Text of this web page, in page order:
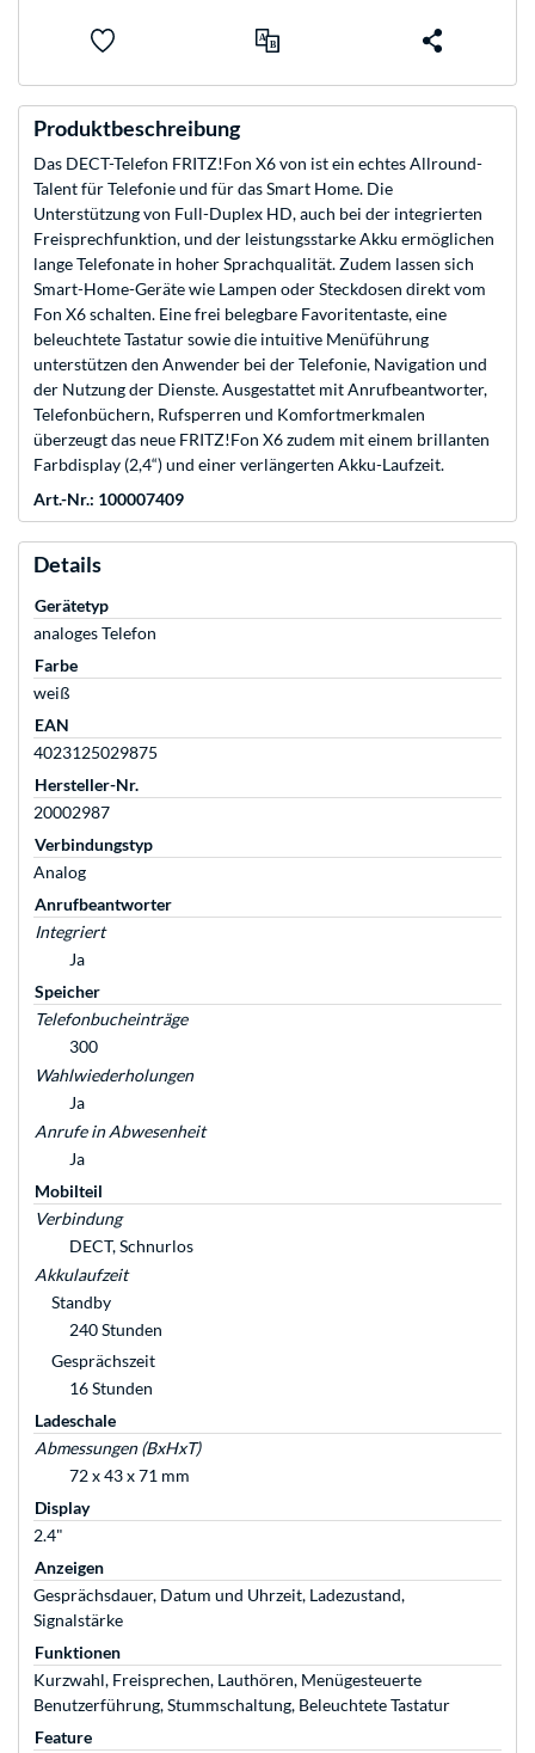
Produktbeschreibung
Das DECT-Telefon FRITZ!Fon X6 von ist ein echtes Allround-
Talent für Telefonie und für das Smart Home. Die
Unterstützung von Full-Duplex HD, auch bei der integrierten
Freisprechfunktion, und der leistungsstarke Akku ermöglichen
lange Telefonate in hoher Sprachqualität. Zudem lassen sich
Smart-Home-Geräte wie Lampen oder Steckdosen direkt vom
Fon X6 schalten. Eine frei belegbare Favoritentaste, eine
beleuchtete Tastatur sowie die intuitive Menüführung
unterstützen den Anwender bei der Telefonie, Navigation und
der Nutzung der Dienste. Ausgestattet mit Anrufbeantworter,
Telefonbüchern, Rufsperren und Komfortmerkmalen
überzeugt das neue FRITZ!Fon X6 zudem mit einem brillanten
Farbdisplay (2,4“) und einer verlängerten Akku-Laufzeit.
Art.-Nr.: 100007409
Details
Gerätetyp
analoges Telefon
Farbe
weiß
EAN
4023125029875
Hersteller-Nr.
20002987
Verbindungstyp
Analog
Anrufbeantworter
Integriert
Ja
Speicher
Telefonbucheinträge
300
Wahlwiederholungen
Ja
Anrufe in Abwesenheit
Ja
Mobilteil
Verbindung
DECT, Schnurlos
Akkulaufzeit
Standby
240 Stunden
Gesprächszeit
16 Stunden
Ladeschale
Abmessungen (BxHxT)
72 x 43 x 71 mm
Display
2.4"
Anzeigen
Gesprächsdauer, Datum und Uhrzeit, Ladezustand,
Signalstärke
Funktionen
Kurzwahl, Freisprechen, Lauthören, Menügesteuerte
Benutzerführung, Stummschaltung, Beleuchtete Tastatur
Feature